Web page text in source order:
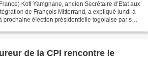
Kofi Yamgnane, ancien Secrétaire d’Etat aux
de François Mitterrand, a expliqué lundi à
prochaine élection présidentielle togolaise par sa
de la CPI rencontre le